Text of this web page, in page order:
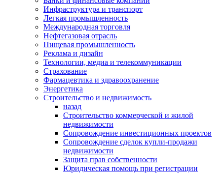
Инфраструктура и транспорт
Легкая промышленность
Международная торговля
Нефтегазовая отрасль
Пищевая промышленность
Реклама и дизайн
Технологии, медиа и телекоммуникации
Страхование
Фармацевтика и здравоохранение
Энергетика
Строительство и недвижимость
назад
Строительство коммерческой и жилой
недвижимости
Сопровождение инвестиционных проектов
Сопровождение сделок купли-продажи
недвижимости
Защита прав собственности
Юридическая помощь при регистрации